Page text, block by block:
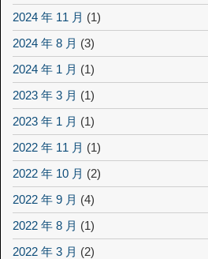
2024 年 11 月 (1)
2024 年 8 月 (3)
2024 年 1 月 (1)
2023 年 3 月 (1)
2023 年 1 月 (1)
2022 年 11 月 (1)
2022 年 10 月 (2)
2022 年 9 月 (4)
2022 年 8 月 (1)
2022 年 3 月 (2)